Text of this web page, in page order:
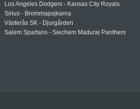
Los Angeles Dodgers - Kansas City Royals
Sirius - Brommapojkarna
Västerås SK - Djurgården
Salem Spartans - Siechem Madurai Panthers